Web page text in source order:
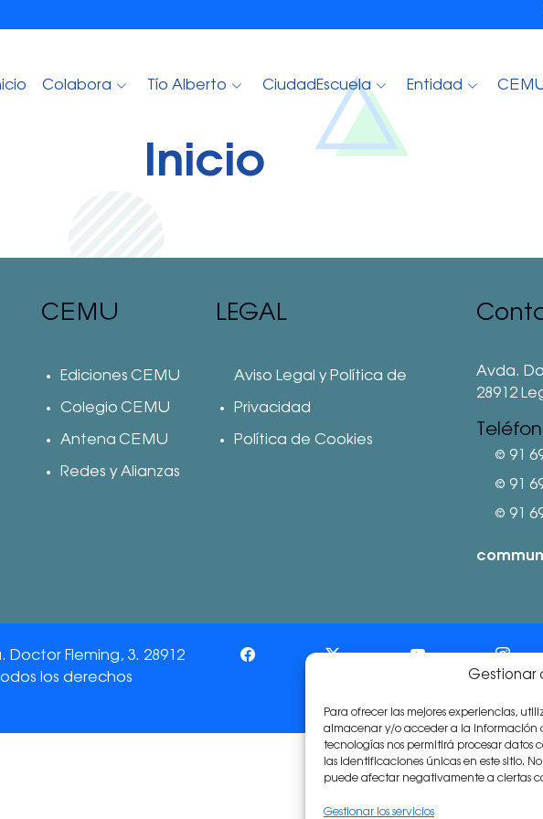
Gestionar
Para ofrecer las mejores experiencias,
almacenar y/o acceder a la información
tecnologías nos permitirá procesar
las identificaciones únicas en este sitio.
puede afectar negativamente a ciertas
Gestionar los servicios
Colabora Tío Alberto CiudadEscuela Entidad
Inicio
CEMU
Ediciones CEMU
Colegio CEMU
Antena CEMU
Redes y Alianzas
LEGAL
Aviso Legal y Política de
Privacidad
Política de Cookies
Avda.
28912
⅛ 91
⅛ 91
⅛ 91
Fleming, 3. 28912
los derechos